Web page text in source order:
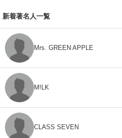
新着著名人一覧
Mrs. GREEN APPLE
M!LK
CLASS SEVEN